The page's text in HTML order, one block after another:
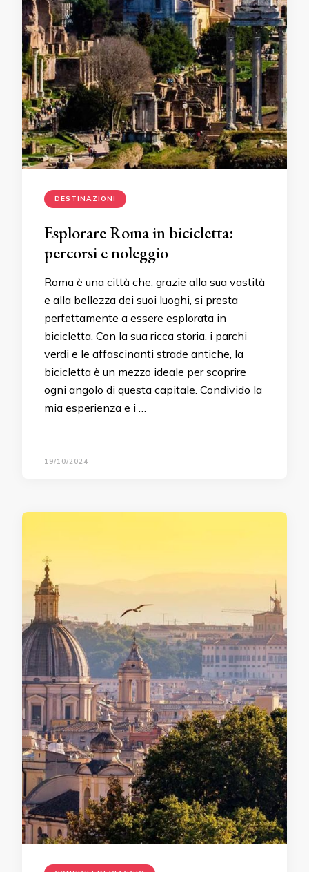
DESTINAZIONI
Esplorare Roma in bicicletta:
percorsi e noleggio
Roma è una città che, grazie alla sua vastità
e alla bellezza dei suoi luoghi, si presta
perfettamente a essere esplorata in
bicicletta. Con la sua ricca storia, i parchi
verdi e le affascinanti strade antiche, la
bicicletta è un mezzo ideale per scoprire
ogni angolo di questa capitale. Condivido la
mia esperienza e i …
19/10/2024